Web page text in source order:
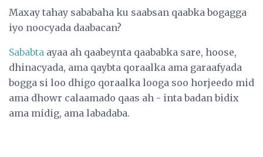
Maxay tahay sababaha ku saabsan qaabka bogagga
iyo noocyada daabacan?
Sababta ayaa ah qaabeynta qaababka sare, hoose,
dhinacyada, ama qaybta qoraalka ama garaafyada
bogga si loo dhigo qoraalka looga soo horjeedo mid
ama dhowr calaamado qaas ah - inta badan bidix
ama midig, ama labadaba.